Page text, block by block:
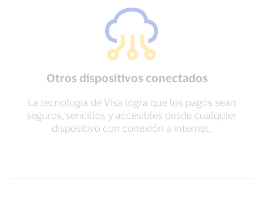
Otros dispositivos conectados
La tecnología de Visa logra que los pagos sean
seguros, sencillos y accesibles desde cualquier
dispositivo con conexión a internet.